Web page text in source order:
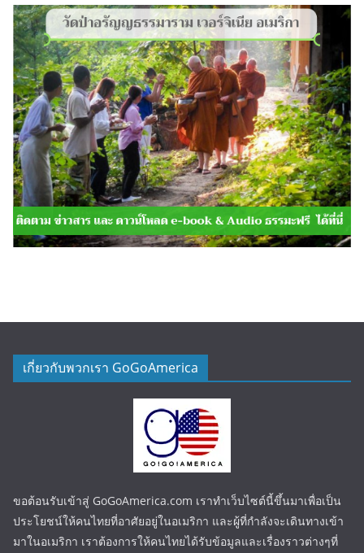
เกี่ยวกับพวกเรา GoGoAmerica
ขอต้อนรับเข้าสู่ GoGoAmerica.com เราทำเว็บไซต์นี้ขึ้นมาเพื่อเป็น
ประโยชน์ให้คนไทยที่อาศัยอยู่ในอเมริกา และผู้ที่กำลังจะเดินทางเข้า
มาในอเมริกา เราต้องการให้คนไทยได้รับข้อมูลและเรื่องราวต่างๆที่